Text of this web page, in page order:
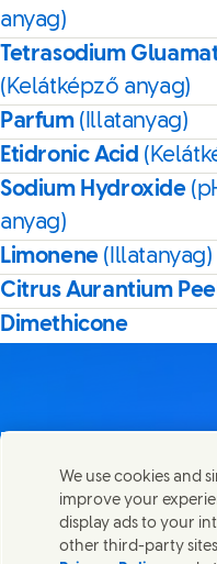
anyag)
Tetrasodium
(Kelátképző anyag)
Parfum (Illatanyag)
Etidronic Acid
Sodium Hydroxide
anyag)
Limonene (Illatanyag)
Citrus Aurantium
Dimethicone
Megosztom ezt az oldalt
Lépj velünk
Lépjen kapcsolatba az
csapatokkal, illetve
We use cookies and
improve your
display ads to your
other third-party